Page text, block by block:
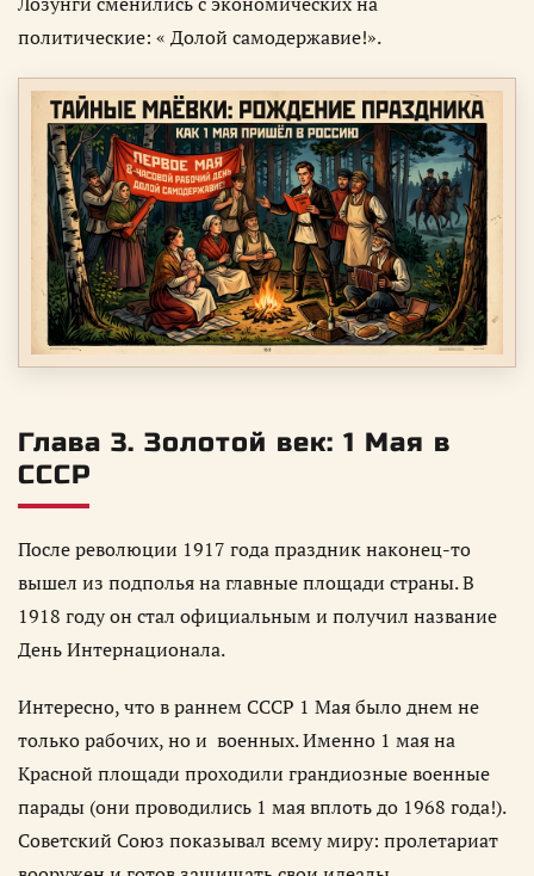
политические: « Долой самодержавие!».
Глава 3. Золотой век: 1 Мая в
СССР
После революции 1917 года праздник наконец-то
вышел из подполья на главные площади страны. В
1918 году он стал официальным и получил название
День Интернационала.
Интересно, что в раннем СССР 1 Мая было днем не
только рабочих, но и военных. Именно 1 мая на
Красной площади проходили грандиозные военные
парады (они проводились 1 мая вплоть до 1968 года!).
Советский Союз показывал всему миру: пролетариат